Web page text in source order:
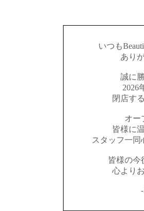
いつも
あり
誠に
2026
閉店す
オー
皆様に
スタッフ一
皆様の今
心より